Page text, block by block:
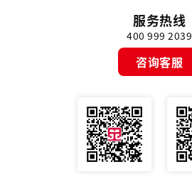
服务热线
400 999 2039
咨询客服